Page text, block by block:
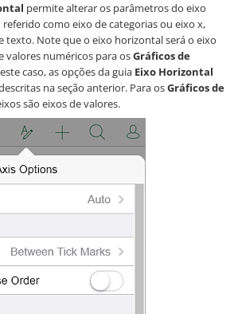
permite alterar os parâmetros do eixo
como eixo de categorias ou eixo x,
texto. Note que o eixo horizontal será o eixo
valores numéricos para osGráficos de
caso, as opções da guia Eixo Horizontal
na seção anterior. Para osGráficos de
são eixos de valores.